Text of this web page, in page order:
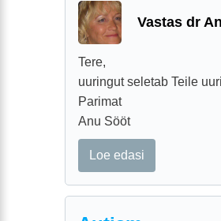
Vastas dr
Tere,
uuringut seletab Teile
Parimat
Anu Sööt
Loe edasi